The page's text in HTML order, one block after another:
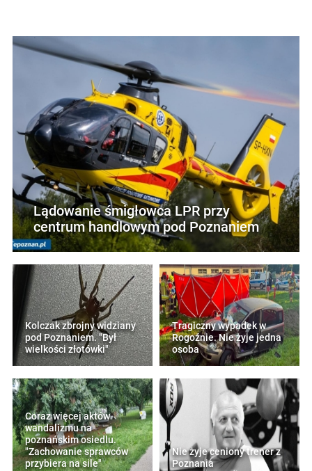
Lądowanie śmigłowca LPR przy
centrum handlowym pod Poznaniem
Kolczak zbrojny widziany
pod Poznaniem. "Był
wielkości złotówki"
Tragiczny wypadek w
Rogoźnie. Nie żyje jedna
osoba
Coraz więcej aktów
wandalizmu na
poznańskim osiedlu.
"Zachowanie sprawców
przybiera na sile"
Nie żyje ceniony trener z
Poznania